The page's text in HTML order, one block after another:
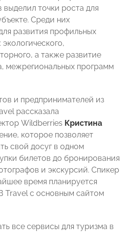
точки роста для
Среди них
развития профильных
а также развитие
межрегиональных программ
и предпринимателей из
рассказала
Wildberries Кристина
которое позволяет
свой досуг в одном
билетов до бронирования
и экскурсий. Спикер
время планируется
Travel с основным сайтом
все сервисы для туризма в